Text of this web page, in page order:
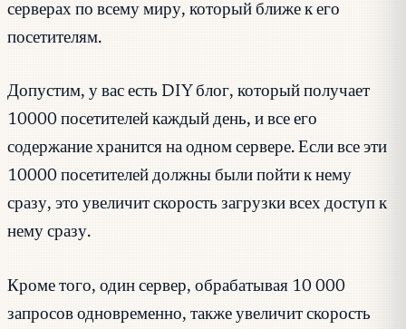
серверах по всему миру, который ближе к его
посетителям.
Допустим, у вас есть DIY блог, который получает
10000 посетителей каждый день, и все его
содержание хранится на одном сервере. Если все эти
10000 посетителей должны были пойти к нему
сразу, это увеличит скорость загрузки всех доступ к
нему сразу.
Кроме того, один сервер, обрабатывая 10 000
запросов одновременно, также увеличит скорость